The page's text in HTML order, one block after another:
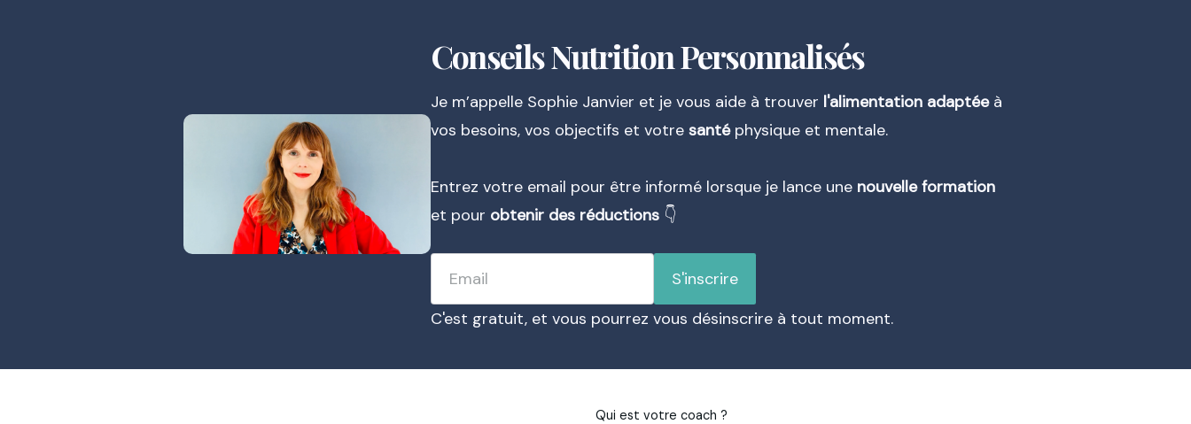
Conseils Nutrition Personnalisés
Je m’appelle Sophie Janvier et je vous aide à trouver l'alimentation adaptéeà
vos besoins, vos objectifs et votre santéphysique et mentale.
Entrez votre email pour être informé lorsque je lance une nouvelle formation
et pour obtenir des réductions 👇
S'inscrire
C'est gratuit, et vous pourrez vous désinscrire à tout moment.
Qui est votre coach ?